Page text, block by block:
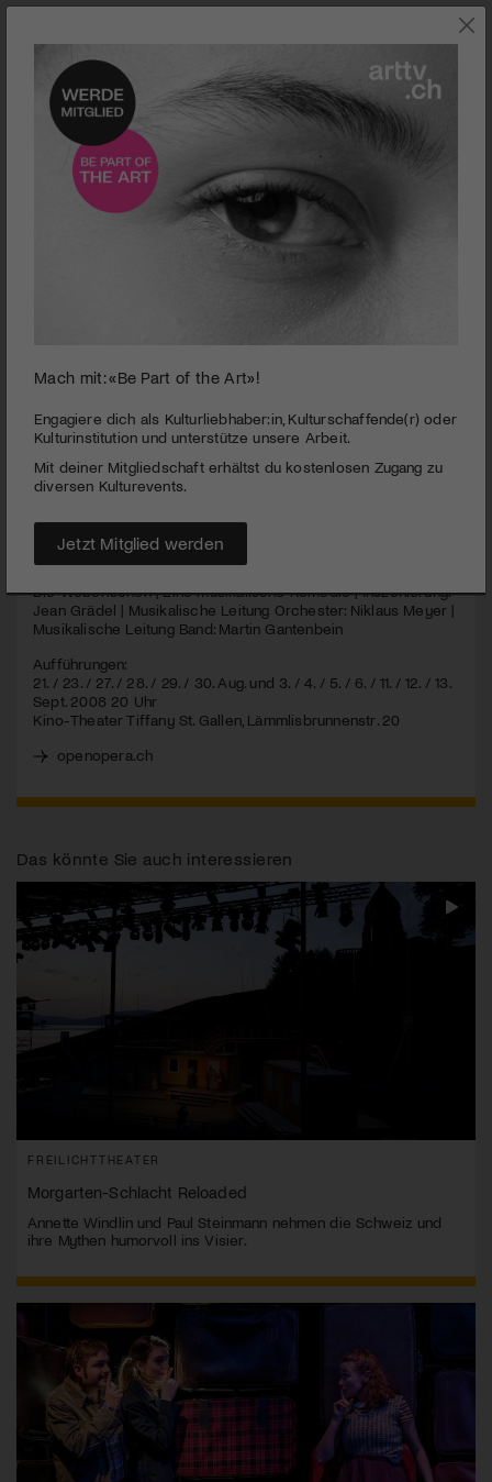
seconds
minutes,
seconds
Open Opera | Die Weberischen
PUBLIZIERT AM 20. AUGUST 2008
beleuchtet auf eindrückliche und überraschende Weise die
Geschichte der Ehefrau von Wolfgang Amadeus Mozart.
MEHR
Die Weberischen | Eine musikalische Komödie | Inszenierung:
Jean Grädel | Musikalische Leitung Orchester: Niklaus Meyer |
Musikalische Leitung Band: Martin Gantenbein
Aufführungen:
21. / 23. / 27. / 28. / 29. / 30. Aug. und 3. / 4. / 5. / 6. / 11. / 12. / 13.
Sept. 2008 20 Uhr
Kino-Theater Tiffany St. Gallen, Lämmlisbrunnenstr. 20
openopera.ch
Das könnte Sie auch interessieren
FREILICHTTHEATER
Morgarten-Schlacht Reloaded
Annette Windlin und Paul Steinmann nehmen die Schweiz und
ihre Mythen humorvoll ins Visier.
Mach mit: «Be Part of the Art»!
Engagiere dich als Kulturliebhaber:in, Kulturschaffende(r) oder
Kulturinstitution und unterstütze unsere Arbeit.
Mit deiner Mitgliedschaft erhältst du kostenlosen Zugang zu
diversen Kulturevents.
Jetzt Mitglied werden